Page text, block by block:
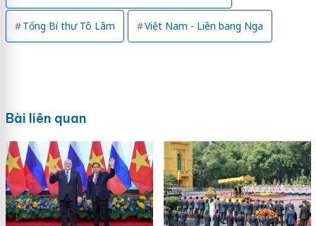
Tổng Bí thư Tô Lâm Việt Nam - Liên bang Nga
Bài liên quan